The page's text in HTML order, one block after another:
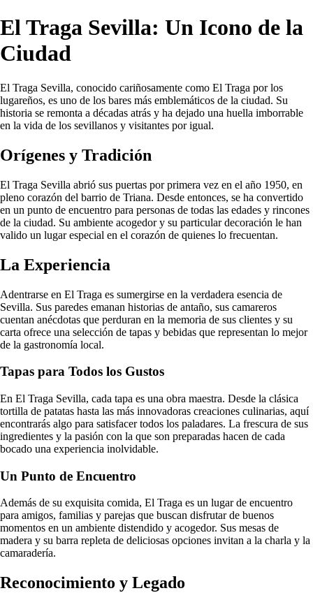
El Traga Sevilla: Un Icono de la
Ciudad
El Traga Sevilla, conocido cariñosamente como El Traga por los
lugareños, es uno de los bares más emblemáticos de la ciudad. Su
historia se remonta a décadas atrás y ha dejado una huella imborrable
en la vida de los sevillanos y visitantes por igual.
Orígenes y Tradición
El Traga Sevilla abrió sus puertas por primera vez en el año 1950, en
pleno corazón del barrio de Triana. Desde entonces, se ha convertido
en un punto de encuentro para personas de todas las edades y rincones
de la ciudad. Su ambiente acogedor y su particular decoración le han
valido un lugar especial en el corazón de quienes lo frecuentan.
La Experiencia
Adentrarse en El Traga es sumergirse en la verdadera esencia de
Sevilla. Sus paredes emanan historias de antaño, sus camareros
cuentan anécdotas que perduran en la memoria de sus clientes y su
carta ofrece una selección de tapas y bebidas que representan lo mejor
de la gastronomía local.
Tapas para Todos los Gustos
En El Traga Sevilla, cada tapa es una obra maestra. Desde la clásica
tortilla de patatas hasta las más innovadoras creaciones culinarias, aquí
encontrarás algo para satisfacer todos los paladares. La frescura de sus
ingredientes y la pasión con la que son preparadas hacen de cada
bocado una experiencia inolvidable.
Un Punto de Encuentro
Además de su exquisita comida, El Traga es un lugar de encuentro
para amigos, familias y parejas que buscan disfrutar de buenos
momentos en un ambiente distendido y acogedor. Sus mesas de
madera y su barra repleta de deliciosas opciones invitan a la charla y la
camaradería.
Reconocimiento y Legado